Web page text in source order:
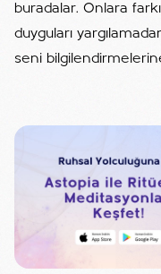
buradalar. Onlara
duyguları
seni